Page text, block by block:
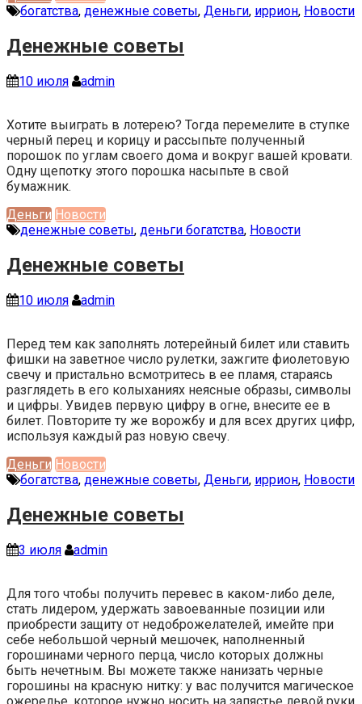
богатства, денежные советы, Деньги, иррион, Новости
Денежные советы
10 июля admin
Хотите выиграть в лотерею? Тогда перемелите в ступке
черный перец и корицу и рассыпьте полученный
порошок по углам своего дома и вокруг вашей кровати.
Одну щепотку этого порошка насыпьте в свой
бумажник.
Деньги Новости
денежные советы, деньги богатства, Новости
Денежные советы
10 июля admin
Перед тем как заполнять лотерейный билет или ставить
фишки на заветное число рулетки, зажгите фиолетовую
свечу и пристально всмотритесь в ее пламя, стараясь
разглядеть в его колыханиях неясные образы, символы
и цифры. Увидев первую цифру в огне, внесите ее в
билет. Повторите ту же ворожбу и для всех других цифр,
используя каждый раз новую свечу.
Деньги Новости
богатства, денежные советы, Деньги, иррион, Новости
Денежные советы
3 июля admin
Для того чтобы получить перевес в каком-либо деле,
стать лидером, удержать завоеванные позиции или
приобрести защиту от недоброжелателей, имейте при
себе небольшой черный мешочек, наполненный
горошинами черного перца, число которых должны
быть нечетным. Вы можете также нанизать черные
горошины на красную нитку: у вас получится магическое
ожерелье, которое нужно носить на запястье левой руки